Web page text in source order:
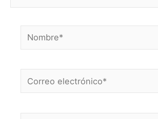
Nombre*
Correo
electrónico*